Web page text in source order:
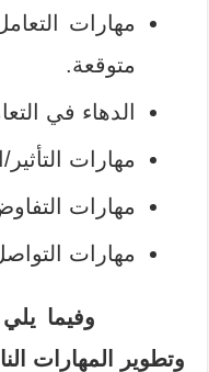
مهارات
متوقعة.
الدهاء في
مهارات التأثير/
مهارات
مهارات
وفيما يلي
وتطوير المهارات